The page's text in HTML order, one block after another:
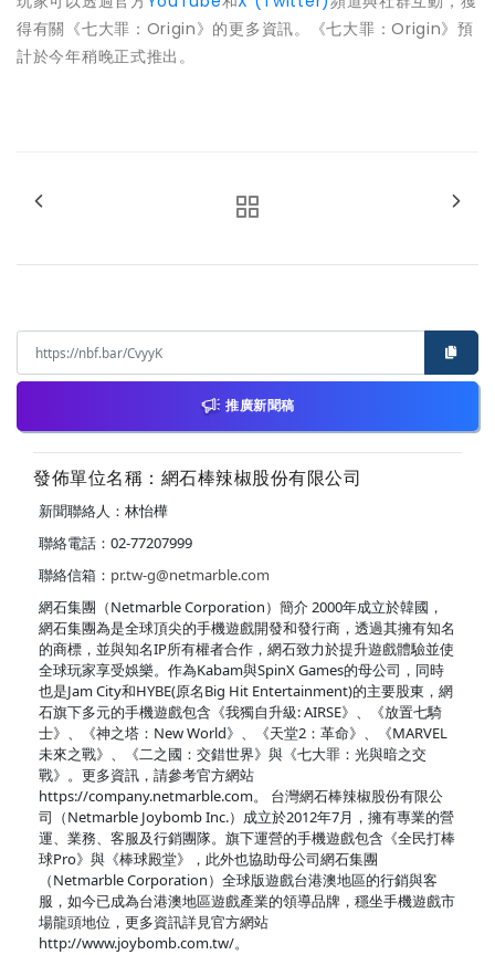
得有關《七大罪：Origin》的更多資訊。《七大罪：Origin》預
計於今年稍晚正式推出。
推廣新聞稿
發佈單位名稱：網石棒辣椒股份有限公司
新聞聯絡人：林怡樺
聯絡電話：02-77207999
聯絡信箱： pr.tw-g@netmarble.com
網石集團（Netmarble Corporation）簡介 2000年成立於韓國，
網石集團為是全球頂尖的手機遊戲開發和發行商，透過其擁有知名
的商標，並與知名IP所有權者合作，網石致力於提升遊戲體驗並使
全球玩家享受娛樂。作為Kabam與SpinX Games的母公司，同時
也是Jam City和HYBE(原名Big Hit Entertainment)的主要股東，網
石旗下多元的手機遊戲包含《我獨自升級: AIRSE》、《放置七騎
士》、《神之塔：New World》、《天堂2：革命》、《MARVEL
未來之戰》、《二之國：交錯世界》與《七大罪：光與暗之交
戰》。更多資訊，請參考官方網站
https://company.netmarble.com。 台灣網石棒辣椒股份有限公
司（Netmarble Joybomb Inc.）成立於2012年7月，擁有專業的營
運、業務、客服及行銷團隊。旗下運營的手機遊戲包含《全民打棒
球Pro》與《棒球殿堂》，此外也協助母公司網石集團
（Netmarble Corporation）全球版遊戲台港澳地區的行銷與客
服，如今已成為台港澳地區遊戲產業的領導品牌，穩坐手機遊戲市
場龍頭地位，更多資訊詳見官方網站
http://www.joybomb.com.tw/。